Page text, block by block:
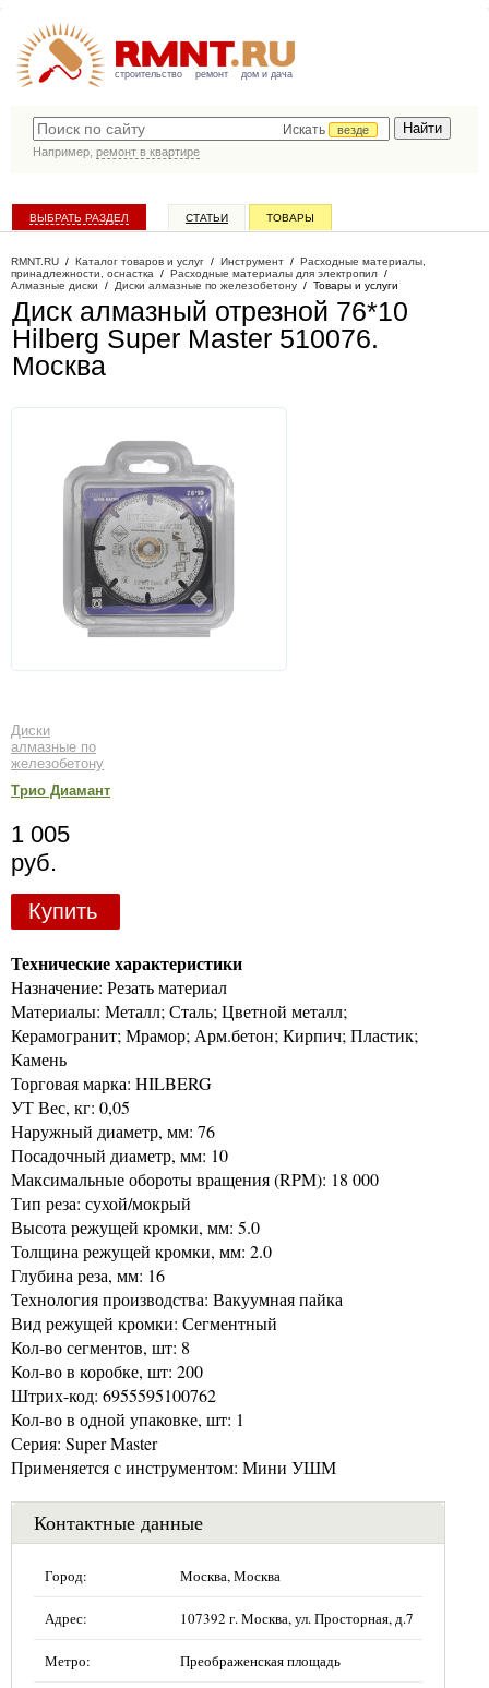
строительство ремонт дом и дача
Искать
везде
Например, ремонт в квартире
ВЫБРАТЬ РАЗДЕЛ СТАТЬИ ТОВАРЫ
RMNT.RU / Каталог товаров и услуг / Инструмент / Расходные материалы,
принадлежности, оснастка / Расходные материалы для электропил /
Алмазные диски / Диски алмазные по железобетону / Товары и услуги
Диск алмазный отрезной 76*10
Hilberg Super Master 510076.
Москва
Диски
алмазные по
железобетону
Трио Диамант
1 005
руб.
Купить
Технические характеристики
Назначение: Резать материал
Материалы: Металл; Сталь; Цветной металл;
Керамогранит; Мрамор; Арм.бетон; Кирпич; Пластик;
Камень
Торговая марка: HILBERG
УТ Вес, кг: 0,05
Наружный диаметр, мм: 76
Посадочный диаметр, мм: 10
Максимальные обороты вращения (RPM): 18 000
Тип реза: сухой/мокрый
Высота режущей кромки, мм: 5.0
Толщина режущей кромки, мм: 2.0
Глубина реза, мм: 16
Технология производства: Вакуумная пайка
Вид режущей кромки: Сегментный
Кол-во сегментов, шт: 8
Кол-во в коробке, шт: 200
Штрих-код: 6955595100762
Кол-во в одной упаковке, шт: 1
Серия: Super Master
Применяется с инструментом: Мини УШМ
Контактные данные
Город: Москва, Москва
Адрес: 107392 г. Москва, ул. Просторная, д.7
Метро: Преображенская площадь